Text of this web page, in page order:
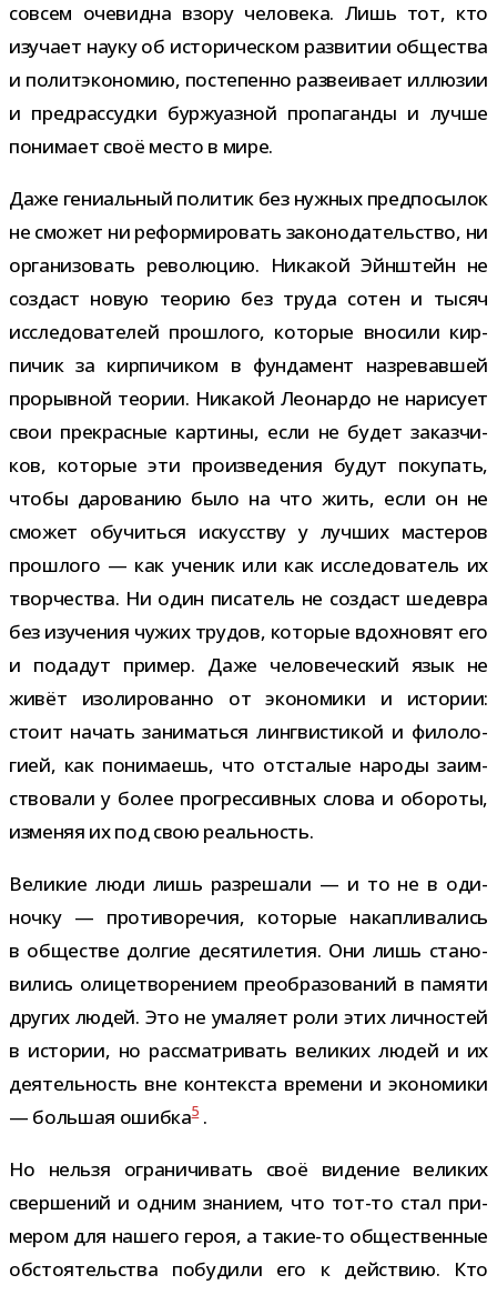
совсем оче­видна взору чело­века. Лишь тот, кто
изу­чает науку об исто­ри­че­ском раз­ви­тии обще­ства
и полит­эко­но­мию, посте­пенно раз­ве­и­вает иллю­зии
и пред­рас­судки бур­жу­аз­ной про­па­ганды и лучше
пони­мает своё место в мире.
Даже гени­аль­ный поли­тик без нуж­ных пред­по­сы­лок
не смо­жет ни рефор­ми­ро­вать зако­но­да­тель­ство, ни
орга­ни­зо­вать рево­лю­цию. Никакой Эйнштейн не
создаст новую тео­рию без труда сотен и тысяч
иссле­до­ва­те­лей про­шлого, кото­рые вно­сили кир­
пи­чик за кир­пи­чи­ком в фун­да­мент назре­вав­шей
про­рыв­ной тео­рии. Никакой Леонардо не нари­сует
свои пре­крас­ные кар­тины, если не будет заказ­чи­
ков, кото­рые эти про­из­ве­де­ния будут поку­пать,
чтобы даро­ва­нию было на что жить, если он не
смо­жет обу­читься искус­ству у луч­ших масте­ров
про­шлого — как уче­ник или как иссле­до­ва­тель их
твор­че­ства. Ни один писа­тель не создаст шедевра
без изу­че­ния чужих тру­дов, кото­рые вдох­но­вят его
и пода­дут при­мер. Даже чело­ве­че­ский язык не
живёт изо­ли­ро­ванно от эко­но­мики и исто­рии:
стоит начать зани­маться линг­ви­сти­кой и фило­ло­
гией, как пони­ма­ешь, что отста­лые народы заим­
ство­вали у более про­грес­сив­ных слова и обо­роты,
изме­няя их под свою реальность.
Великие люди лишь раз­ре­шали — и то не в оди­
ночку — про­ти­во­ре­чия, кото­рые накап­ли­ва­лись
в обще­стве дол­гие деся­ти­ле­тия. Они лишь ста­но­
ви­лись оли­це­тво­ре­нием пре­об­ра­зо­ва­ний в памяти
дру­гих людей. Это не ума­ляет роли этих лич­но­стей
в исто­рии, но рас­смат­ри­вать вели­ких людей и их
дея­тель­ность вне кон­тек­ста вре­мени и эко­но­мики
— боль­шая ошибка5.
Но нельзя огра­ни­чи­вать своё виде­ние вели­ких
свер­ше­ний и одним зна­нием, что тот-​то стал при­
ме­ром для нашего героя, а такие-​то обще­ствен­ные
обсто­я­тель­ства побу­дили его к дей­ствию. Кто